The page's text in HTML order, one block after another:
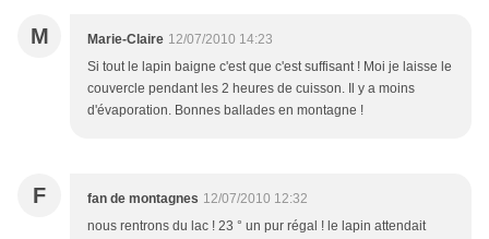
M Marie-Claire 12/07/2010 14:23
Si tout le lapin baigne c'est que c'est suffisant ! Moi je laisse le
couvercle pendant les 2 heures de cuisson. Il y a moins
d'évaporation. Bonnes ballades en montagne !
F fan de montagnes 12/07/2010 12:32
nous rentrons du lac ! 23 ° un pur régal ! le lapin attendait